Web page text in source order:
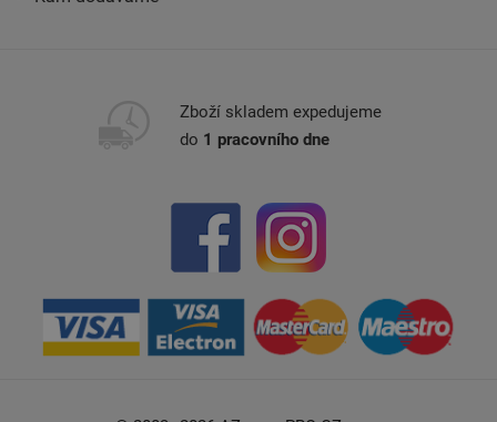
Zboží skladem expedujeme
do 1 pracovního dne